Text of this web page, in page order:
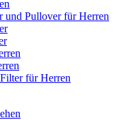
und Pullover für Herren
für Herren